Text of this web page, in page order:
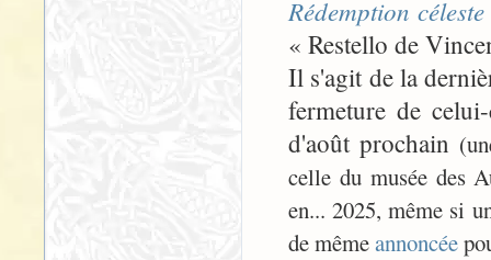
Rédemption céleste
« Restello de
Il s'agit de la
fermeture de
d'août prochain
celle du musée des
en... 2025, même si
de mêmeannoncée